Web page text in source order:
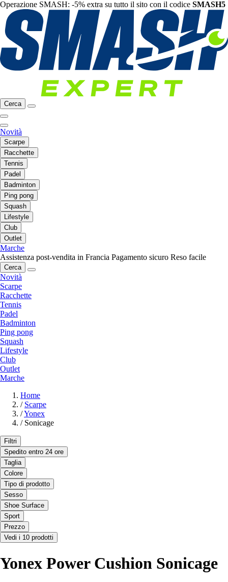
Operazione SMASH: -5% extra su tutto il sito con il codice SMASH5
Cerca
Novità
Scarpe
Racchette
Tennis
Padel
Badminton
Ping pong
Squash
Lifestyle
Club
Outlet
Marche
Assistenza post-vendita in Francia Pagamento sicuro Reso facile
Cerca
Novità
Scarpe
Racchette
Tennis
Padel
Badminton
Ping pong
Squash
Lifestyle
Club
Outlet
Marche
Home
/ Scarpe
/Yonex
/ Sonicage
Filtri
Spedito entro 24 ore
Taglia
Colore
Tipo di prodotto
Sesso
Shoe Surface
Sport
Prezzo
Vedi i 10 prodotti
Yonex Power Cushion Sonicage